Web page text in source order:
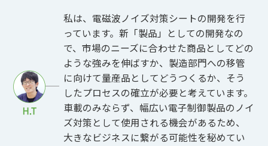
私は、電磁波ノイズ対策シートの開発を行
っています。新「製品」としての開発なの
で、市場のニーズに合わせた商品としてどの
ような強みを伸ばすか、製造部門への移管
に向けて量産品としてどうつくるか、そう
したプロセスの確立が必要と考えています。
車載のみならず、幅広い電子制御製品のノイ
ズ対策として使用される機会があるため、
大きなビジネスに繋がる可能性を秘めてい